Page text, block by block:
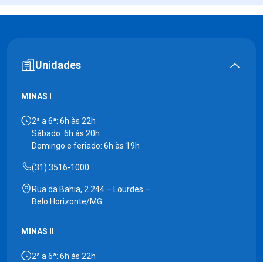
Unidades
MINAS I
2ª a 6ª: 6h às 22h
Sábado: 6h às 20h
Domingo e feriado: 6h às 19h
(31) 3516-1000
Rua da Bahia, 2.244 – Lourdes –
Belo Horizonte/MG
MINAS II
2ª a 6ª: 6h às 22h